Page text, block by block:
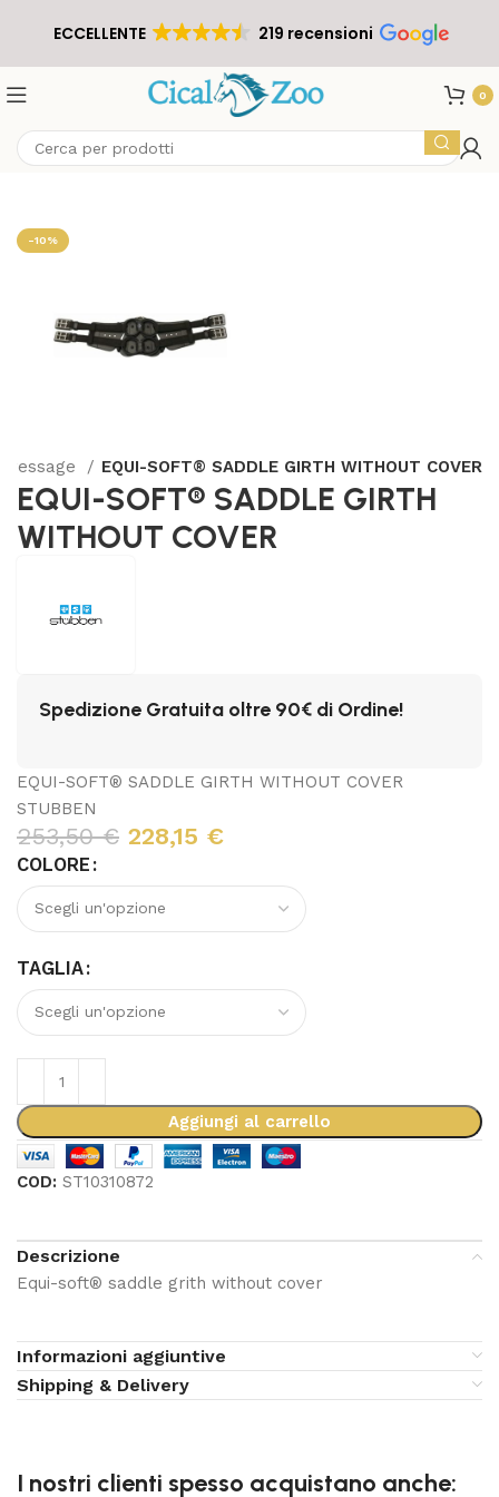
ECCELLENTE 219 recensioni
0
-10%
EQUI-SOFT® SADDLE GIRTH WITHOUT COVER
EQUI-SOFT® SADDLE GIRTH
WITHOUT COVER
Spedizione Gratuita oltre 90€ di Ordine!
EQUI-SOFT® SADDLE GIRTH WITHOUT COVER
STUBBEN
253,50€ 228,15 €
COLORE
TAGLIA
Aggiungi al carrello
COD:ST10310872
Descrizione
Equi-soft® saddle grith without cover
Informazioni aggiuntive
Shipping & Delivery
I nostri clienti spesso acquistano anche: